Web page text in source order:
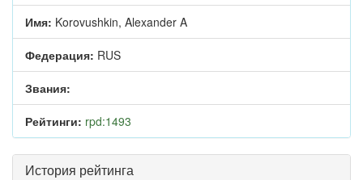
Имя: Korovushkin, Alexander A
Федерация: RUS
Звания:
Рейтинги: rpd:1493
История рейтинга